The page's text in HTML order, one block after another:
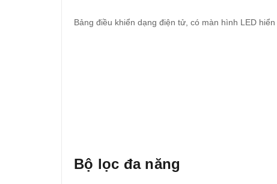
Bảng điều khiển dạng điện tử, có màn hình LED
Bộ lọc đa năng